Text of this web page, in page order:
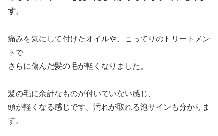
す。
痛みを気にして付けたオイルや、こってりのトリートメン
トで
さらに傷んだ髪の毛が軽くなりました。
髪の毛に余計なものが付いていない感じ、
頭が軽くなる感じです。汚れが取れる泡サインも分かりま
す。